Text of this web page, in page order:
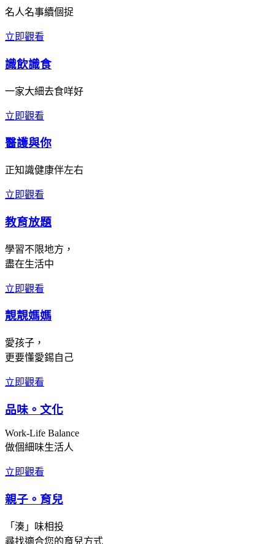
名人名事續個捉
立即觀看
識飲識食
一家大細去食咩好
立即觀看
醫護與你
正知識健康伴左右
立即觀看
教育放題
學習不限地方，
盡在生活中
立即觀看
靚靚媽媽
愛孩子，
更要懂愛錫自己
立即觀看
品味。文化
Work-Life Balance
做個細味生活人
立即觀看
親子。育兒
「湊」味相投
尋找適合您的育兒方式